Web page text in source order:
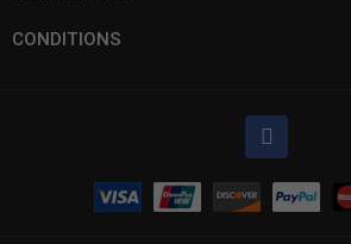
CONDITIONS